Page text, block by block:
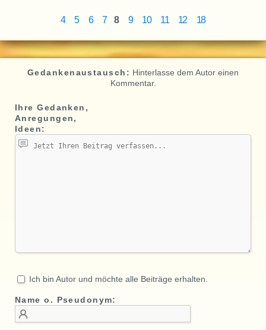
4 5 6 7 8 9 10 11 12 18
Gedankenaustausch: Hinterlasse dem Autor einen
Kommentar.
Ihre Gedanken,
Anregungen,
Ideen:
Ich bin Autor und möchte alle Beiträge erhalten.
Name o. Pseudonym: